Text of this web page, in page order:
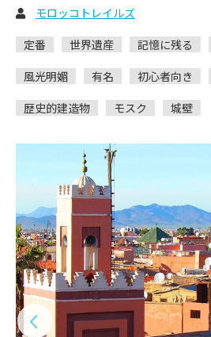
モロッコトレイルズ
定番
世界遺産 記憶に残る
風光明媚
有名 初心者向き
歴史的建造物
モスク 城壁